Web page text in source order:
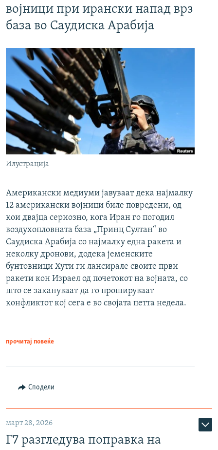
војници при ирански напад врз
база во Саудиска Арабија
Илустрација
Американски медиуми јавуваат дека најмалку
12 американски војници биле повредени, од
кои двајца сериозно, кога Иран го погодил
воздухопловната база „Принц Султан“ во
Саудиска Арабија со најмалку една ракета и
неколку дронови, додека јеменските
бунтовници Хути ги лансирале своите први
ракети кон Израел од почетокот на војната, со
што се закануваат да го прошируваат
конфликтот кој сега е во својата петта недела.
прочитај повеќе
Сподели
март 28, 2026
Г7 разгледува поправка на